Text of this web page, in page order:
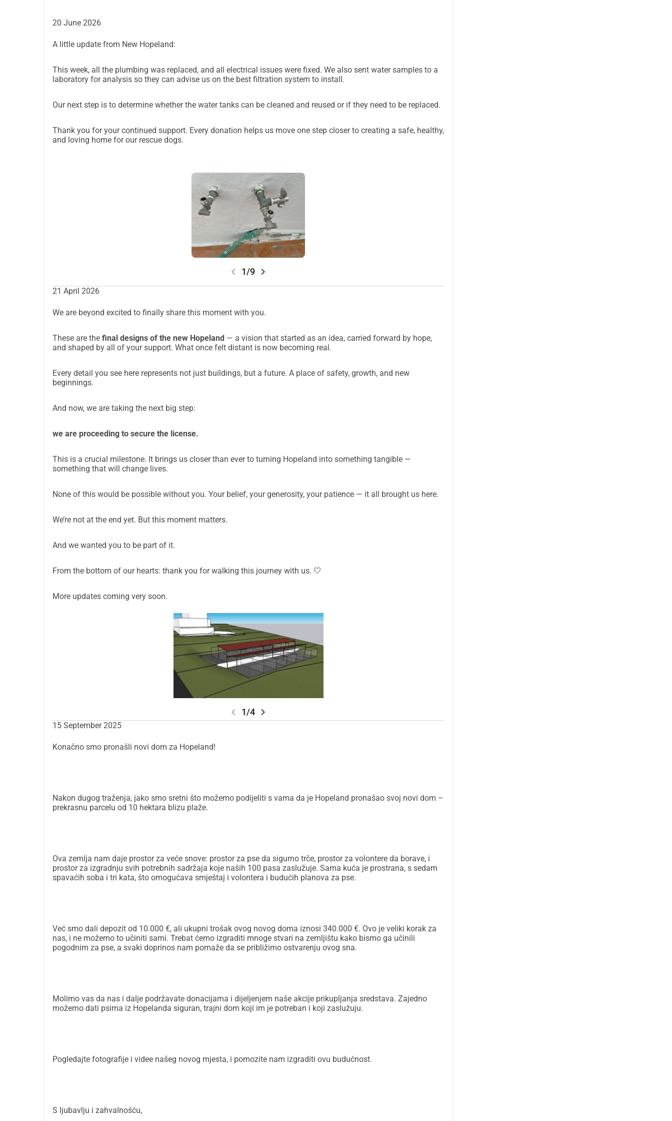
Doprinosom samo nekoliko eura svaki od nas, možemo zajedno ostvariti značajan utjecaj. Budimo svjetionik
pomoć. Molimo vas, donirajte koliko možete i proširite riječ. Zajedno, doista možemo napraviti razliku.
20 June 2026
A little update from New Hopeland:
This week, all the plumbing was replaced, and all electrical issues were fixed. We also sent water samples to a
laboratory for analysis so they can advise us on the best filtration system to install.
Our next step is to determine whether the water tanks can be cleaned and reused or if they need to be replaced.
Thank you for your continued support. Every donation helps us move one step closer to creating a safe, healthy,
and loving home for our rescue dogs.
chevron_left 1/9 chevron_right
21 April 2026
We are beyond excited to finally share this moment with you.
These are the final designs of the new Hopeland — a vision that started as an idea, carried forward by hope,
and shaped by all of your support. What once felt distant is now becoming real.
Every detail you see here represents not just buildings, but a future. A place of safety, growth, and new
beginnings.
And now, we are taking the next big step:
we are proceeding to secure the license.
This is a crucial milestone. It brings us closer than ever to turning Hopeland into something tangible —
something that will change lives.
None of this would be possible without you. Your belief, your generosity, your patience — it all brought us here.
We’re not at the end yet. But this moment matters.
And we wanted you to be part of it.
From the bottom of our hearts: thank you for walking this journey with us. 🤍
More updates coming very soon.
chevron_left 1/4 chevron_right
15 September 2025
Konačno smo pronašli novi dom za Hopeland!
Nakon dugog traženja, jako smo sretni što možemo podijeliti s vama da je Hopeland pronašao svoj novi dom –
prekrasnu parcelu od 10 hektara blizu plaže.
Ova zemlja nam daje prostor za veće snove: prostor za pse da sigurno trče, prostor za volontere da borave, i
prostor za izgradnju svih potrebnih sadržaja koje naših 100 pasa zaslužuje. Sama kuća je prostrana, s sedam
spavaćih soba i tri kata, što omogućava smještaj i volontera i budućih planova za pse.
Već smo dali depozit od 10.000 €, ali ukupni trošak ovog novog doma iznosi 340.000 €. Ovo je veliki korak za
nas, i ne možemo to učiniti sami. Trebat ćemo izgraditi mnoge stvari na zemljištu kako bismo ga učinili
pogodnim za pse, a svaki doprinos nam pomaže da se približimo ostvarenju ovog sna.
Molimo vas da nas i dalje podržavate donacijama i dijeljenjem naše akcije prikupljanja sredstava. Zajedno
možemo dati psima iz Hopelanda siguran, trajni dom koji im je potreban i koji zaslužuju.
Pogledajte fotografije i videe našeg novog mjesta, i pomozite nam izgraditi ovu budućnost.
S ljubavlju i zahvalnošću,